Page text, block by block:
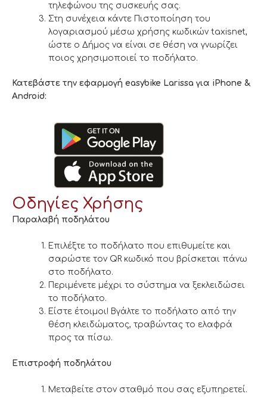
τηλεφώνου της συσκευής σας.
Στη συνέχεια κάντε Πιστοποίηση του
λογαριασμού μέσω χρήσης κωδικών taxisnet,
ώστε ο Δήμος να είναι σε θέση να γνωρίζει
ποιος χρησιμοποιεί το ποδήλατο.
Κατεβάστε την εφαρμογή easybike Larissa για iPhone &
Android:
Οδηγίες Χρήσης
Παραλαβή ποδηλάτου
Επιλέξτε το ποδήλατο που επιθυμείτε και
σαρώστε τον QR κωδικό που βρίσκεται πάνω
στο ποδήλατο.
Περιμένετε μέχρι το σύστημα να ξεκλειδώσει
το ποδήλατο.
Είστε έτοιμοι! Βγάλτε το ποδήλατο από την
θέση κλειδώματος, τραβώντας το ελαφρά
προς τα πίσω.
Επιστροφή ποδηλάτου
Μεταβείτε στον σταθμό που σας εξυπηρετεί.